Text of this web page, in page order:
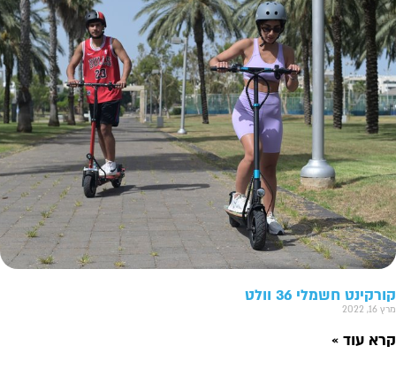
קורקינט חשמלי 36 וולט
מרץ 16, 2022
קרא עוד »